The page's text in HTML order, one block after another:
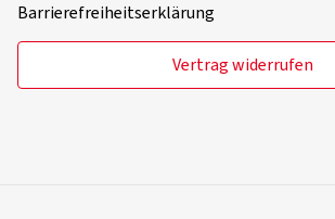
Barrierefreiheitserklärung
Vertrag widerrufen